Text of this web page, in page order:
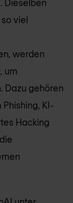
Dieselben
viel
werden
um
Dazu gehören
KI-
Hacking